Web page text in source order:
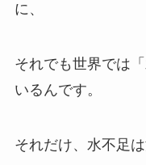
に、
それでも世界では
いるんです。
それだけ、水不足